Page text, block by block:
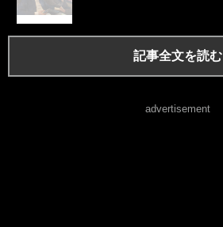
記事全文を読む
advertisement